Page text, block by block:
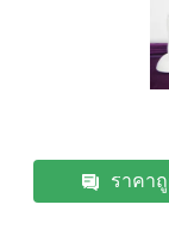
ราคา